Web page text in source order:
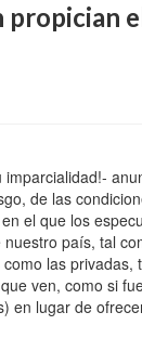
propician
imparcialidad!-
de las
el que los
país, tal
las
ven, como si
en lugar de